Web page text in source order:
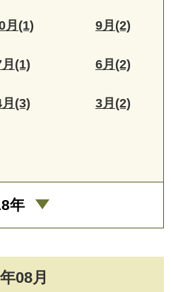
08月
月(1) 9月(2)
(1) 6月(2)
(3) 3月(2)
年